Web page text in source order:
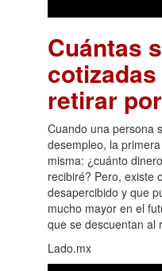
Cuántas
retirar
Cuando una persona
desempleo, la
misma: ¿cuánto
recibiré? Pero, existe
desapercibido y que
mucho mayor en el
que se descuentan al
Lado.mx